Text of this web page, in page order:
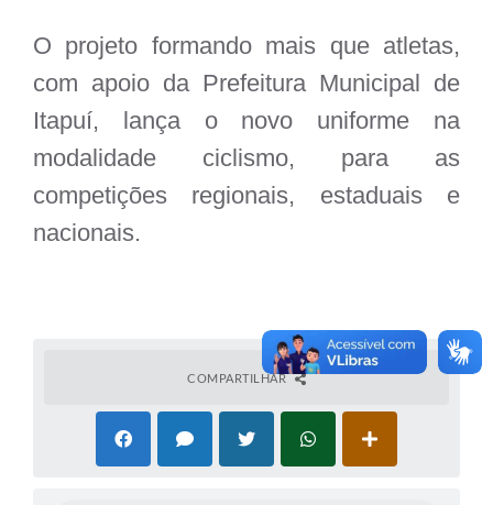
O projeto formando mais que atletas,
com apoio da Prefeitura Municipal de
Itapuí, lança o novo uniforme na
modalidade ciclismo, para as
competições regionais, estaduais e
nacionais.
COMPARTILHAR